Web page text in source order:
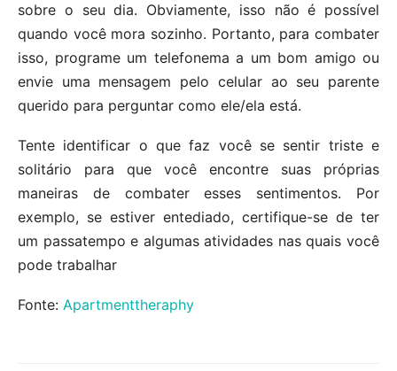
sobre o seu dia. Obviamente, isso não é possível
quando você mora sozinho. Portanto, para combater
isso, programe um telefonema a um bom amigo ou
envie uma mensagem pelo celular ao seu parente
querido para perguntar como ele/ela está.
Tente identificar o que faz você se sentir triste e
solitário para que você encontre suas próprias
maneiras de combater esses sentimentos. Por
exemplo, se estiver entediado, certifique-se de ter
um passatempo e algumas atividades nas quais você
pode trabalhar
Fonte: Apartmenttheraphy